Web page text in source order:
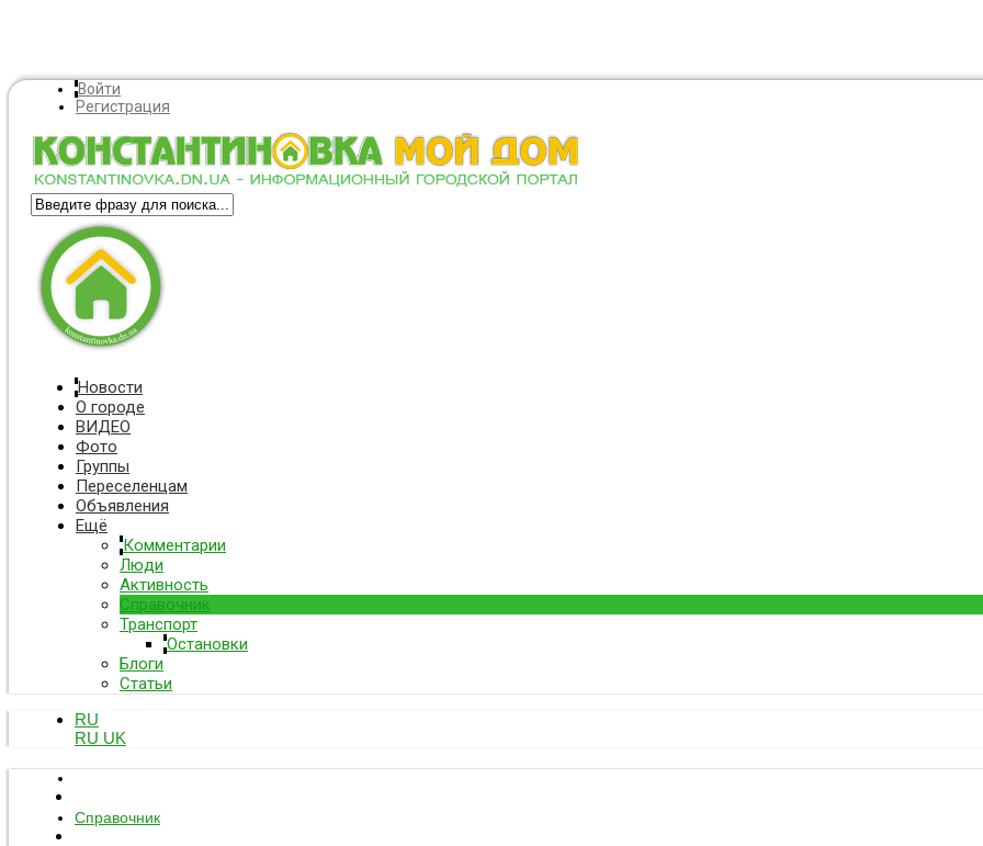
Войти
Регистрация
Новости
О городе
ВИДЕО
Фото
Группы
Переселенцам
Объявления
Ещё
Комментарии
Люди
Активность
Справочник
Транспорт
Остановки
Блоги
Статьи
RU
RU UK
Справочник